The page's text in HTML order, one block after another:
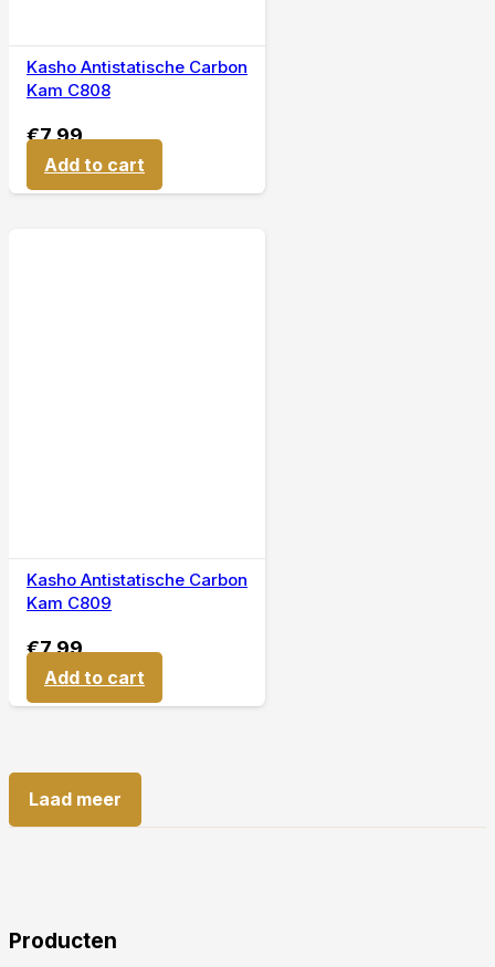
Kasho Antistatische Carbon
Kam C808
€7,99
Add to cart
Kasho Antistatische Carbon
Kam C809
€7,99
Add to cart
Laad meer
Producten